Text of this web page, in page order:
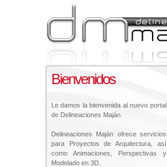
Bienvenidos
Le damos la bienvenida al nuevo portal
de Delineaciones Maján.
Delineaciones Maján ofrece servicios
para Proyectos de Arquitectura, así
como Animaciones, Perspectivas y
Modelado en 3D.